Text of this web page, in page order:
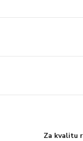
Za kvalitu